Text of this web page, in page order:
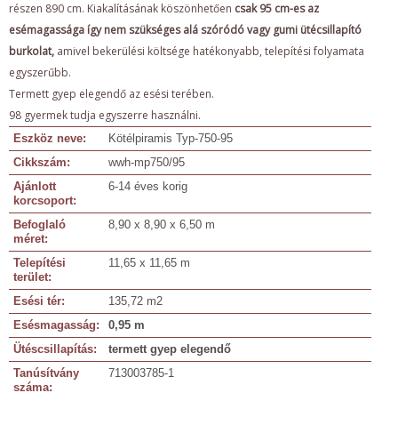
részen 890 cm. Kiakalításának köszönhetően csak 95 cm-es az
esémagassága így nem szükséges alá szóródó vagy gumi ütécsillapító
burkolat, amivel bekerülési költsége hatékonyabb, telepítési folyamata
egyszerűbb.
Termett gyep elegendő az esési terében.
98 gyermek tudja egyszerre használni.
Eszköz neve:
Kötélpiramis Typ-750-95
Cikkszám:
wwh-mp750/95
Ajánlott
korcsoport:
6-14 éves korig
Befoglaló
méret:
8,90 x 8,90 x 6,50 m
Telepítési
terület:
11,65 x 11,65 m
Esési tér:
135,72 m2
Esésmagasság:
0,95 m
Ütéscsillapítás:
termett gyep elegendő
Tanúsítvány
száma:
713003785-1